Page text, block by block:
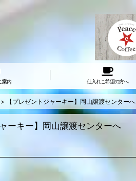
案内 仕入れご希望の方へ
> 【プレゼントジャーキー】岡山譲渡センターへ
ーキー】岡山譲渡センターへ